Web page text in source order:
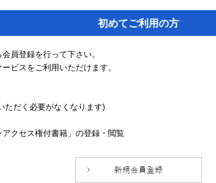
初めてご利用の方
員登録を行って下さい。
ビスをご利用いただけます。
だく必要がなくなります)
クセス権付書籍」の登録・閲覧